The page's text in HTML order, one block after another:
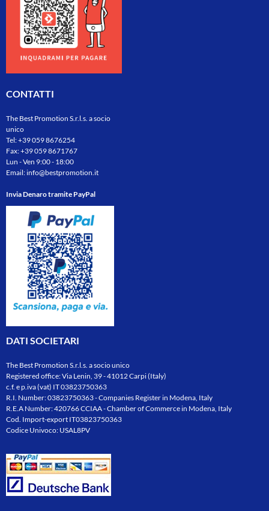
CONTATTI
The Best Promotion S.r.l.s. a socio
unico
Tel:+39 059 8676254
Fax: +39 059 8671767
Lun - Ven 9:00 - 18:00
Email:info@bestpromotion.it
Invia Denaro tramite PayPal
DATI SOCIETARI
The Best Promotion S.r.l.s. a socio unico
Registered office: Via Lenin, 39 - 41012 Carpi (Italy)
c.f. e p.iva (vat) IT 03823750363
R.I. Number: 03823750363 - Companies Register in Modena, Italy
R.E.A Number: 420766 CCIAA - Chamber of Commerce in Modena, Italy
Cod. Import-export IT03823750363
Codice Univoco: USAL8PV